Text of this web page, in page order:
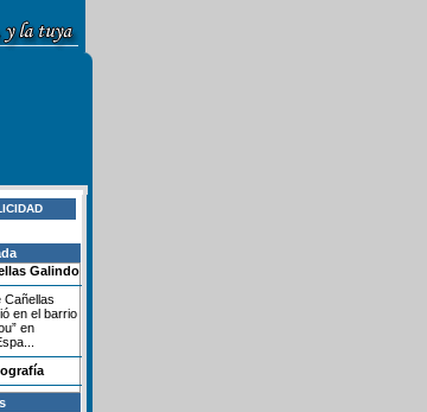
Galindo
Cañellas
en el barrio
en